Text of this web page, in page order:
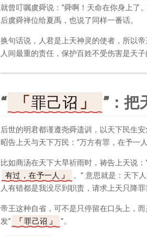
就曾叮嘱虞舜说：“舜啊！天命在你身上了
后虞舜禅位给夏禹，也说了同样一番话。
换句话说，人君是上天神灵的使者，所以
人间最重的责任，保护百姓不受伤害是天
“ 罪己诏 ”：把
后世的明君都谨遵尧舜遗训，以天下民生
昭告上天与天下万民：“万方有罪，在予一
比如商汤在天下大旱祈雨时，祷告上天说：
有过，在予一人
。” 意思就是：天下
人有错都是我没尽到职责，请求上天只降罪
帝王这种自省，可不是只停留在口头上，
发“
罪己诏 ”。